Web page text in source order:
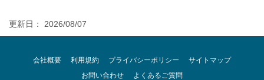
更新日： 2026/08/07
会社概要 利用規約 プライバシーポリシー
サイトマップ
お問い合わせ
よくあるご質問